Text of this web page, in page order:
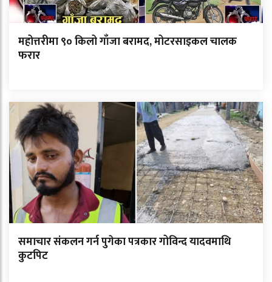
महोत्तरीमा ९० किलो गाँजा बरामद, मोटरसाइकल चालक
फरार
समाचार संकलन गर्न पुगेका पत्रकार गोविन्द यादवमाथि
कुटपिट